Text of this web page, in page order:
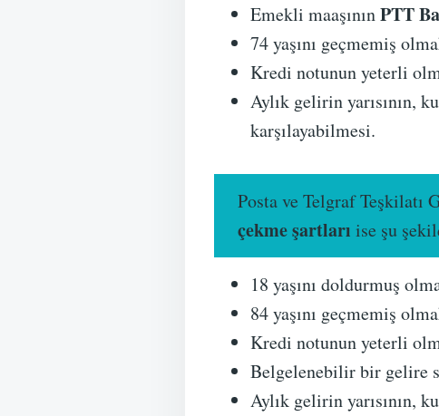
Emekli maaşınınPTT
74 yaşını geçmemiş
Kredi notunun yeterli
Aylık gelirin yarısının,
karşılayabilmesi.
Posta ve Telgraf Teşkilatı
çekme şartları ise şu
18 yaşını doldurmuş
84 yaşını geçmemiş
Kredi notunun yeterli
Belgelenebilir bir gelire
Aylık gelirin yarısının,